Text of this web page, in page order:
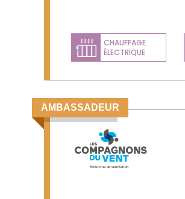
CHAUFFAGE
ÉLECTRIQUE
Previous
AMBASSADEUR